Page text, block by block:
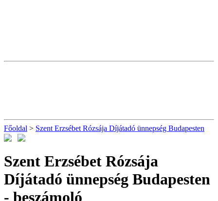
Főoldal > Szent Erzsébet Rózsája Díjátadó ünnepség Budapesten
Szent Erzsébet Rózsája
Díjátadó ünnepség Budapesten
- beszámoló